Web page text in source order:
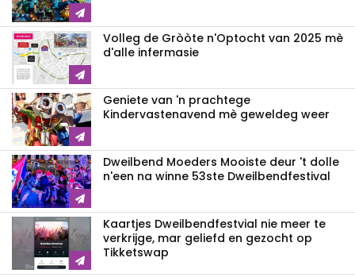
Volleg de Gròòte n'Optocht van 2025 mè
d'alle infermasie
Geniete van 'n prachtege
Kindervastenavend mè geweldeg weer
Dweilbend Moeders Mooiste deur 't dolle
n'een na winne 53ste Dweilbendfestival
Kaartjes Dweilbendfestvial nie meer te
verkrijge, mar geliefd en gezocht op
Tikketswap